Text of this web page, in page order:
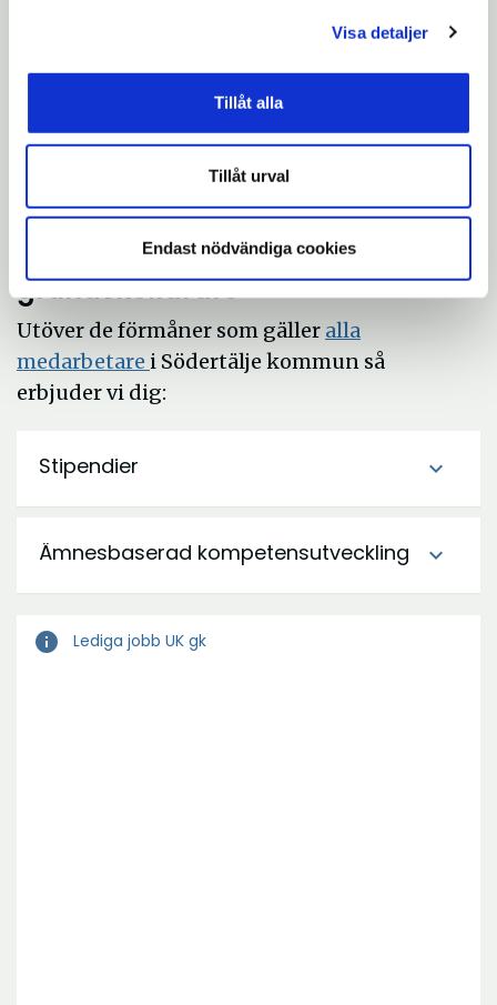
Visa detaljer
Tillåt alla
Tillåt urval
Endast nödvändiga cookies
Vara engagerad och motiverad.
Bidra i arbetet med ständiga
förbättringar.
Förmåner för dig som
grundskollärare
Utöver de förmåner som gäller alla
medarbetare i Södertälje kommun så
erbjuder vi dig:
Stipendier expand_more
Ämnesbaserad kompetensutveckling expand_more
info Lediga jobb UK gk